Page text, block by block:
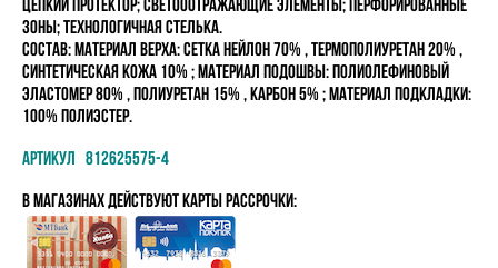
цепкий протектор; светооотражающие элементы; перфорированные
зоны; технологичная стелька.
состав:Материал верха: Сетка Нейлон 70% , Термополиуретан 20% ,
Синтетическая кожа 10% ; Материал подошвы: Полиолефиновый
эластомер 80% , Полиуретан 15% , Карбон 5% ; Материал подкладки:
100% полиэстер.
Артикул 812625575-4
в магазинах Действуют карты рассрочки: